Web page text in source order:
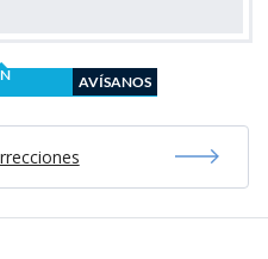
AVÍSANOS